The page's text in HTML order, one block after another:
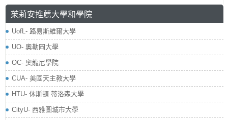
茱莉安推薦大學和學院
​UofL- 路易斯維爾大學
UO- 奧勒岡大學
OC- 奧龍尼學院
CUA- 美國天主教大學
HTU- 休斯頓 蒂洛森大學
CityU- 西雅圖城市大學